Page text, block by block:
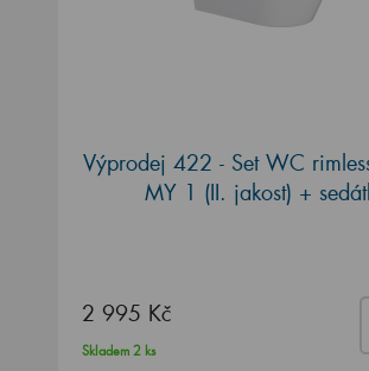
Výprodej 422 - Set WC
MY 1 (II. jakost) +
2 995 Kč
Skladem 2 ks